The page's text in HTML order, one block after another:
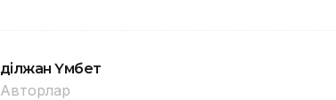
Әділжан Үмбет
Авторлар